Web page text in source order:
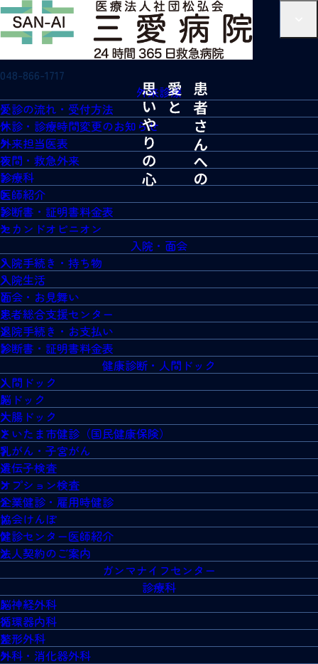
048-866-1717
外来診療
受診の流れ・受付方法
休診・診療時間変更のお知らせ
外来担当医表
夜間・救急外来
診療科
医師紹介
診断書・証明書料金表
セカンドオピニオン
入院・面会
入院手続き・持ち物
入院生活
面会・お見舞い
患者総合支援センター
退院手続き・お支払い
診断書・証明書料金表
健康診断・人間ドック
人間ドック
脳ドック
大腸ドック
さいたま市健診（国民健康保険）
乳がん・子宮がん
遺伝子検査
オプション検査
企業健診・雇用時健診
協会けんぽ
健診センター医師紹介
法人契約のご案内
ガンマナイフセンター
診療科
脳神経外科
循環器内科
整形外科
外科・消化器外科